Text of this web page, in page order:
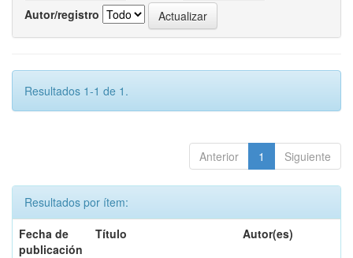
Autor/registro
Resultados 1-1 de 1.
Anterior 1 Siguiente
Resultados por ítem:
Fecha de
publicación
Título Autor(es)